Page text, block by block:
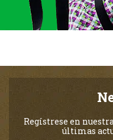
Regístrese en
últimas